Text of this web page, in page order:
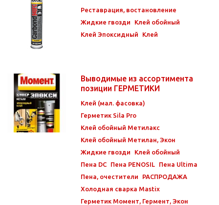
Реставрация, востановление
Жидкие гвозди
Клей обойный
Клей Эпоксидный
Клей
Выводимые из ассортимента
позиции ГЕРМЕТИКИ
Клей (мал. фасовка)
Герметик Sila Pro
Клей обойный Метилакс
Клей обойный Метилан, Экон
Жидкие гвозди
Клей обойный
Пена DC
Пена PENOSIL
Пена Ultima
Пена, очестители
РАСПРОДАЖА
Холодная сварка Mastix
Герметик Момент, Гермент, Экон